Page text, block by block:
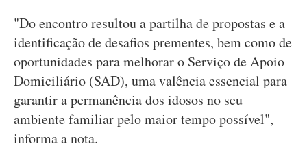
"Do encontro resultou a partilha de propostas e a
identificação de desafios prementes, bem como de
oportunidades para melhorar o Serviço de Apoio
Domiciliário (SAD), uma valência essencial para
garantir a permanência dos idosos no seu
ambiente familiar pelo maior tempo possível",
informa a nota.